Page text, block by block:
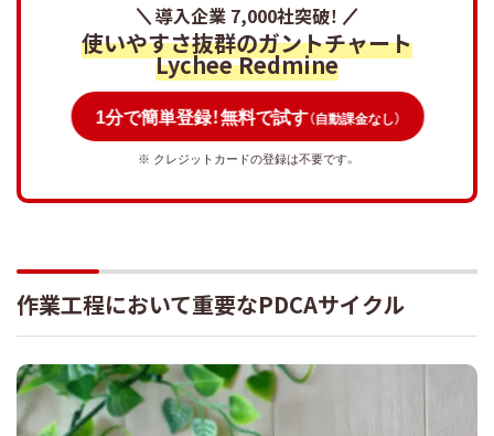
導入企業 7,000社突破！
使いやすさ抜群のガントチャート
Lychee Redmine
1分で簡単登録！無料で試す（自動課金なし）
※ クレジットカードの登録は不要です。
作業工程において重要なPDCAサイクル